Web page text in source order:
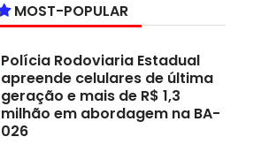
MOST-POPULAR
Polícia Rodoviaria Estadual
apreende celulares de última
geração e mais de R$ 1,3
milhão em abordagem na BA-
026